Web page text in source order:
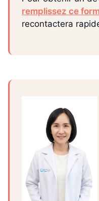
remplissez ce
recontactera